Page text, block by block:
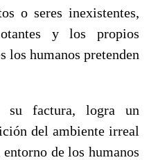
o seres inexistentes,
y los propios
los humanos pretenden
factura, logra un
del ambiente irreal
de los humanos